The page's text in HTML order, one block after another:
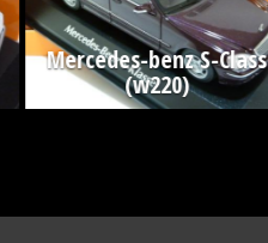
Mercedes-benz S-Class
(w220)